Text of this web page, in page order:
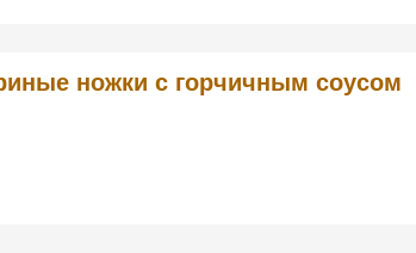
ножки с горчичным соусом